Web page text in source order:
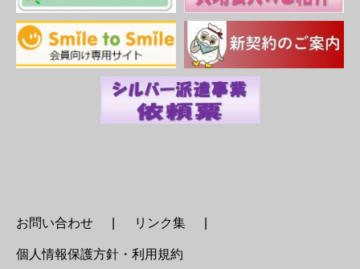
お問い合わせ リンク集
個人情報保護方針・利用規約